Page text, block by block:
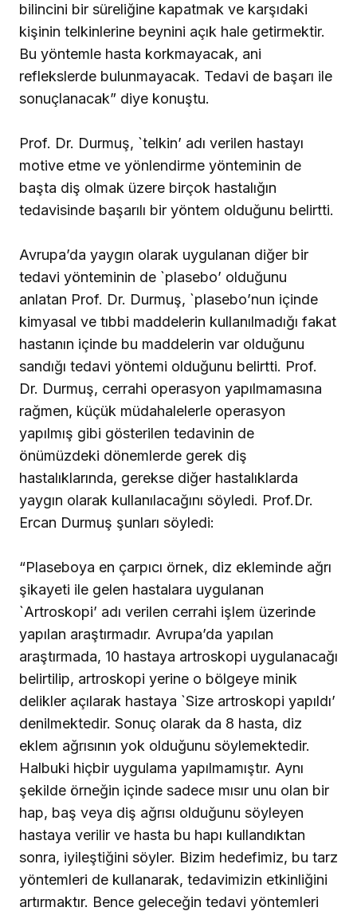
bilincini bir süreliğine kapatmak ve karşıdaki
kişinin telkinlerine beynini açık hale getirmektir.
Bu yöntemle hasta korkmayacak, ani
reflekslerde bulunmayacak. Tedavi de başarı ile
sonuçlanacak” diye konuştu.
Prof. Dr. Durmuş, `telkin’ adı verilen hastayı
motive etme ve yönlendirme yönteminin de
başta diş olmak üzere birçok hastalığın
tedavisinde başarılı bir yöntem olduğunu belirtti.
Avrupa’da yaygın olarak uygulanan diğer bir
tedavi yönteminin de `plasebo’ olduğunu
anlatan Prof. Dr. Durmuş, `plasebo’nun içinde
kimyasal ve tıbbi maddelerin kullanılmadığı fakat
hastanın içinde bu maddelerin var olduğunu
sandığı tedavi yöntemi olduğunu belirtti. Prof.
Dr. Durmuş, cerrahi operasyon yapılmamasına
rağmen, küçük müdahalelerle operasyon
yapılmış gibi gösterilen tedavinin de
önümüzdeki dönemlerde gerek diş
hastalıklarında, gerekse diğer hastalıklarda
yaygın olarak kullanılacağını söyledi. Prof.Dr.
Ercan Durmuş şunları söyledi:
“Plaseboya en çarpıcı örnek, diz ekleminde ağrı
şikayeti ile gelen hastalara uygulanan
`Artroskopi’ adı verilen cerrahi işlem üzerinde
yapılan araştırmadır. Avrupa’da yapılan
araştırmada, 10 hastaya artroskopi uygulanacağı
belirtilip, artroskopi yerine o bölgeye minik
delikler açılarak hastaya `Size artroskopi yapıldı’
denilmektedir. Sonuç olarak da 8 hasta, diz
eklem ağrısının yok olduğunu söylemektedir.
Halbuki hiçbir uygulama yapılmamıştır. Aynı
şekilde örneğin içinde sadece mısır unu olan bir
hap, baş veya diş ağrısı olduğunu söyleyen
hastaya verilir ve hasta bu hapı kullandıktan
sonra, iyileştiğini söyler. Bizim hedefimiz, bu tarz
yöntemleri de kullanarak, tedavimizin etkinliğini
artırmaktır. Bence geleceğin tedavi yöntemleri